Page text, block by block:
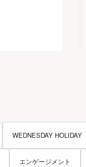
WEDNESDAY HOLIDAY
エンゲージメント